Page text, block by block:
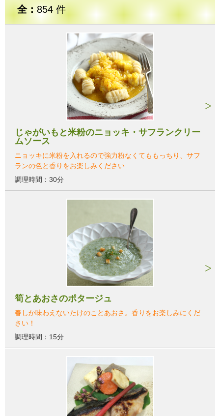
全：854 件
じゃがいもと米粉のニョッキ・サフランクリー
ムソース
ニョッキに米粉を入れるので強力粉なくてももっちり、サフ
ランの色と香りをお楽しみください
調理時間：30分
筍とあおさのポタージュ
春しか味わえないたけのことあおさ。香りをお楽しみにくだ
さい！
調理時間：15分